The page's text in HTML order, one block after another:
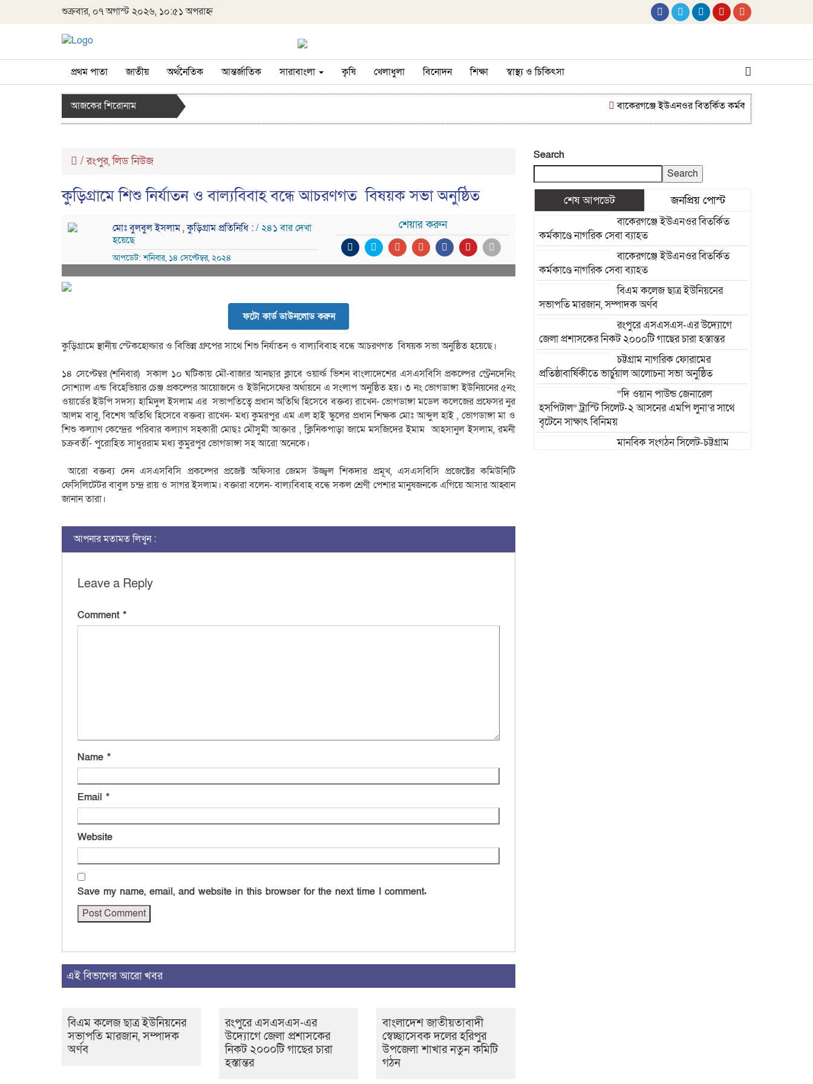
শুক্রবার, ০৭ অগাস্ট ২০২৬, ১০:৫১ অপরাহ্ন
প্রথম পাতা জাতীয় অর্থনৈতিক আন্তর্জাতিক সারাবাংলা কৃষি খেলাধুলা বিনোদন শিক্ষা স্বাস্থ্য ও চিকিৎসা
আজকের শিরোনাম বাকেরগঞ্জে ইউএনওর বিতর্কিত কর্মকাণ্ডে নাগরিক সেবা
/রংপুর,লিড নিউজ
কুড়িগ্রামে শিশু নির্যাতন ও বাল্যবিবাহ বন্ধে আচরণগত বিষয়ক সভা অনুষ্ঠিত
মোঃ বুলবুল ইসলাম , কুড়িগ্রাম প্রতিনিধি :/ ২৪১ বার দেখা
হয়েছে
আপডেট: শনিবার, ১৪ সেপ্টেম্বর, ২০২৪
শেয়ার করুন
ফটো কার্ড ডাউনলোড করুন
কুড়িগ্রামে স্থানীয় স্টেকহোল্ডার ও বিভিন্ন গ্রুপের সাথে শিশু নির্যাতন ও বাল্যবিবাহ বন্ধে আচরণগত বিষয়ক সভা অনুষ্ঠিত হয়েছে।
১৪ সেপ্টেম্বর (শনিবার) সকাল ১০ ঘটিকায় মৌ-বাজার আনছার ক্লাবে ওয়ার্ল্ড ভিশন বাংলাদেশের এসএসবিসি প্রকল্পের স্ট্রেনদেনিং
সোশ্যাল এন্ড বিহেভিয়ার চেঞ্জ প্রকল্পের আয়োজনে ও ইউনিসেফের অর্থায়নে এ সংলাপ অনুষ্ঠিত হয়। ৩ নং ভোগডাঙ্গা ইউনিয়নের ৫নং
ওয়ার্ডের ইউপি সদস্য হামিদুল ইসলাম এর সভাপতিত্বে প্রধান অতিথি হিসেবে বক্তব্য রাখেন- ভোগডাঙ্গা মডেল কলেজের প্রফেসর নুর
আলম বাবু, বিশেষ অতিথি হিসেবে বক্তব্য রাখেন- মধ্য কুমরপুর এম এল হাই স্কুলের প্রধান শিক্ষক মোঃ আব্দুল হাই , ভোগডাঙ্গা মা ও
শিশু কল্যাণ কেন্দ্রের পরিবার কল্যাণ সহকারী মোছঃ মৌসুমী আক্তার , ক্লিনিকপাড়া জামে মসজিদের ইমাম আহসানুল ইসলাম, রমনী
চক্রবর্তী- পুরোহিত সাধুররাম মধ্য কুমুরপুর ভোগডাঙ্গা সহ আরো অনেকে।
আরো বক্তব্য দেন এসএসবিসি প্রকল্পের প্রজেক্ট অফিসার জেমস উজ্জ্বল শিকদার প্রমূখ, এসএসবিসি প্রজেক্টের কমিউনিটি
ফেসিলিটেটর বাবুল চন্দ্র রায় ও সাগর ইসলাম। বক্তারা বলেন- বাল্যবিবাহ বন্ধে সকল শ্রেণী পেশার মানুষজনকে এগিয়ে আসার আহ্বান
জানান তারা।
আপনার মতামত লিখুন :
Leave a Reply
Comment *
Name *
Email *
Website
Save my name, email, and website in this browser for the next time I comment.
এই বিভাগের আরো খবর
বিএম কলেজ ছাত্র ইউনিয়নের
সভাপতি মারজান, সম্পাদক
অর্ণব
রংপুরে এসএসএস-এর
উদ্যোগে জেলা প্রশাসকের
নিকট ২০০০টি গাছের চারা
হস্তান্তর
বাংলাদেশ জাতীয়তাবাদী
স্বেচ্ছাসেবক দলের হরিপুর
উপজেলা শাখার নতুন কমিটি
গঠন
Search
Search
শেষ আপডেট জনপ্রিয় পোস্ট
বাকেরগঞ্জে ইউএনওর বিতর্কিত
কর্মকাণ্ডে নাগরিক সেবা ব্যাহত
বাকেরগঞ্জে ইউএনওর বিতর্কিত
কর্মকাণ্ডে নাগরিক সেবা ব্যাহত
বিএম কলেজ ছাত্র ইউনিয়নের
সভাপতি মারজান, সম্পাদক অর্ণব
রংপুরে এসএসএস-এর উদ্যোগে
জেলা প্রশাসকের নিকট ২০০০টি গাছের চারা হস্তান্তর
চট্টগ্রাম নাগরিক ফোরামের
প্রতিষ্ঠাবার্ষিকীতে ভার্চুয়াল আলোচনা সভা অনুষ্ঠিত
“দি ওয়ান পাউন্ড জেনারেল
হসপিটাল” ট্রাস্টি সিলেট-২ আসনের এমপি লুনা’র সা‌থে
বৃটেনে সাক্ষাৎ বিনিময়
মানবিক সংগঠন সিলেট-চট্টগ্রাম